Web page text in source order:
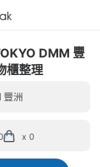
DMM 豐
櫃整理
x 0